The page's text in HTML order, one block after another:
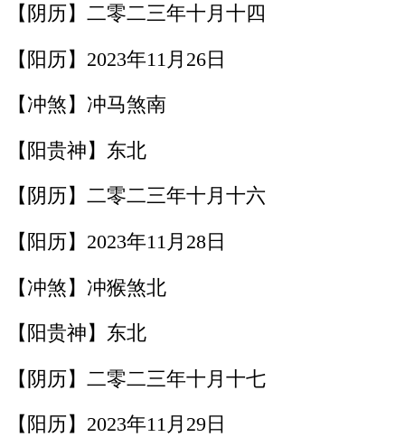
【阴历】二零二三年十月十四
【阳历】2023年11月26日
【冲煞】冲马煞南
【阳贵神】东北
【阴历】二零二三年十月十六
【阳历】2023年11月28日
【冲煞】冲猴煞北
【阳贵神】东北
【阴历】二零二三年十月十七
【阳历】2023年11月29日